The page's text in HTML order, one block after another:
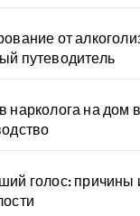
от
путеводитель
нарколога на дом
голос: причины